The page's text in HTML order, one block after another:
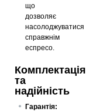
що
дозволяє
насолоджуватися
справжнім
еспресо.
Комплектація
та
надійність
Гарантія: